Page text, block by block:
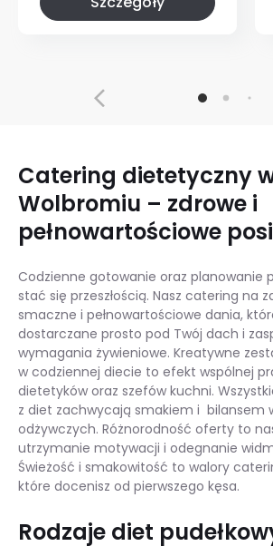
Catering dietetyczny
Wolbromiu – zdrowe i
pełnowartościowe
Codzienne gotowanie oraz planowanie
stać się przeszłością. Nasz catering na
smaczne i pełnowartościowe dania,
dostarczane prosto pod Twój dach i
wymagania żywieniowe. Kreatywne
w codziennej diecie to efekt wspólnej
dietetyków oraz szefów kuchni.
z diet zachwycają smakiem i bilansem
odżywczych. Różnorodność oferty to
utrzymanie motywacji i odegnanie
Świeżość i smakowitość to walory
które docenisz od pierwszego kęsa.
Rodzaje diet